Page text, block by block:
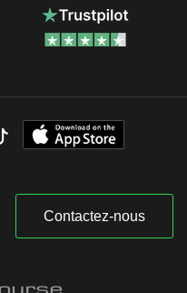
Contactez-nous